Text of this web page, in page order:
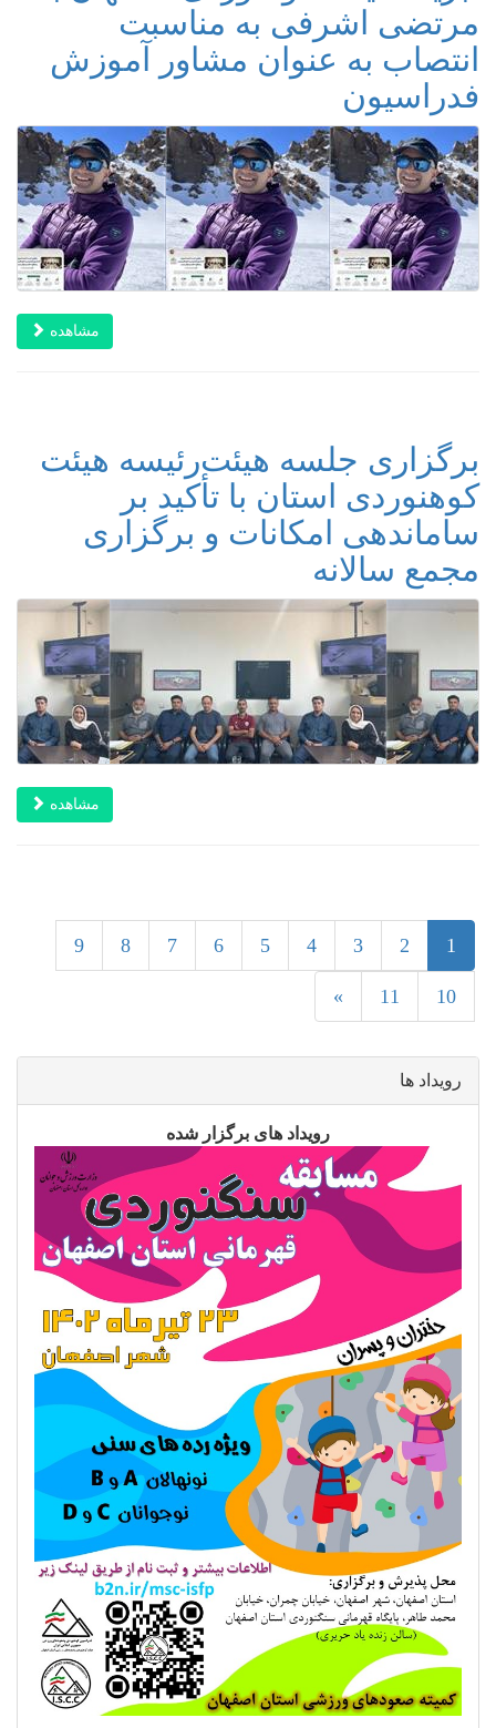
مرتضی اشرفی به مناسبت
انتصاب به عنوان مشاور آموزش
فدراسیون
مشاهده
برگزاری جلسه هیئت‌رئیسه هیئت
کوهنوردی استان با تأکید بر
ساماندهی امکانات و برگزاری
مجمع سالانه
مشاهده
1
2
3
4
5
6
7
8
9
10
11
»
رویداد ها
رویداد های برگزار شده